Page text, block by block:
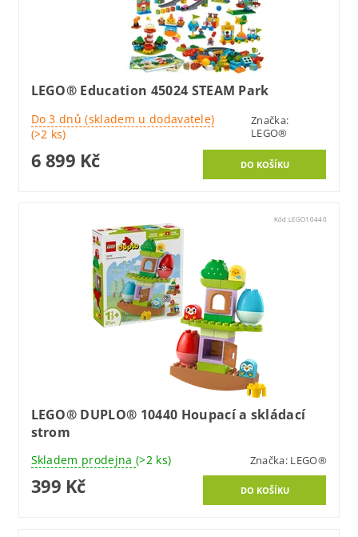
LEGO® Education 45024 STEAM Park
Do 3 dnů (skladem u dodavatele)
(>2 ks)
Značka:
LEGO®
6 899 Kč
Kód:LEGO10440
LEGO® DUPLO® 10440 Houpací a skládací
strom
Skladem prodejna (>2 ks) Značka: LEGO®
399 Kč